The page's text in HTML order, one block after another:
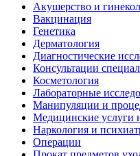
Акушерство и
Вакцинация
Генетика
Дерматология
Диагностические
Консультации
Косметология
Лабораторные
Манипуляции и
Медицинские услуги
Наркология и
Операции